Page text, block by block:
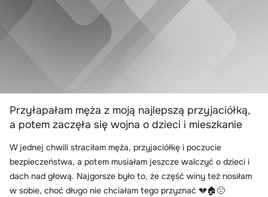
Przyłapałam męża z moją najlepszą przyjaciółką,
a potem zaczęła się wojna o dzieci i mieszkanie
W jednej chwili straciłam męża, przyjaciółkę i poczucie
bezpieczeństwa, a potem musiałam jeszcze walczyć o dzieci i
dach nad głową. Najgorsze było to, że część winy też nosiłam
w sobie, choć długo nie chciałam tego przyznać 💔🏠😔